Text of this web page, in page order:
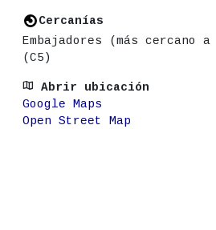
Cercanías
Embajadores (más cercano
(C5)
Abrir ubicación
Google Maps
Open Street Map